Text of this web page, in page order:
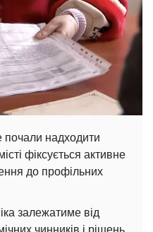
надходити
фіксується активне
до профільних
залежатиме від